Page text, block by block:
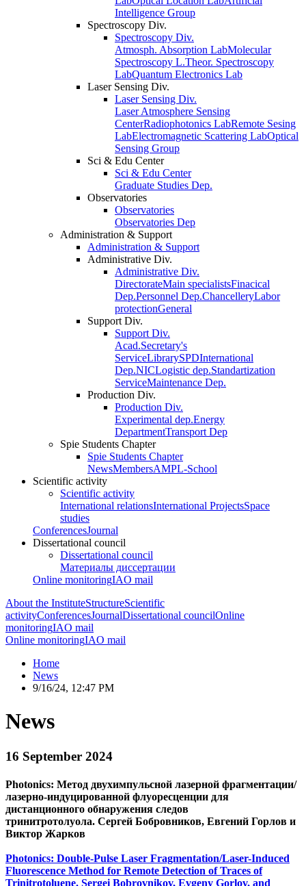
Intelligence Group
Spectroscopy Div.
Spectroscopy Div.
Atmosph. Absorption LabMolecular
Spectroscopy L.Theor. Spectroscopy
LabQuantum Electronics Lab
Laser Sensing Div.
Laser Sensing Div.
Laser Atmosphere Sensing
CenterRadiophotonics LabRemote Sesing
LabElectromagnetic Scattering LabOptical
Sensing Group
Sci & Edu Center
Sci & Edu Center
Graduate Studies Dep.
Observatories
Observatories
Observatories Dep
Administration & Support
Administration & Support
Administrative Div.
Administrative Div.
DirectorateMain specialistsFinacical
Dep.Personnel Dep.ChancelleryLabor
protectionGeneral
Support Div.
Support Div.
Acad.Secretary's
ServiceLibrarySPDInternational
Dep.NICLogistic dep.Standartization
ServiceMaintenance Dep.
Production Div.
Production Div.
Experimental dep.Energy
DepartmentTransport Dep
Spie Students Chapter
Spie Students Chapter
NewsMembersAMPL-School
Scientific activity
Scientific activity
International relationsInternational ProjectsSpace
studies
ConferencesJournal
Dissertational council
Dissertational council
Материалы диссертации
Online monitoringIAO mail
About the InstituteStructureScientific
activityConferencesJournalDissertational councilOnline
monitoringIAO mail
Online monitoringIAO mail
Home
News
9/16/24, 12:47 PM
News
16 September 2024
Photonics: Метод двухимпульсной лазерной фрагментации/
лазерно-индуцированной флуоресценции для
дистанционного обнаружения следов
тринитротолуола. Сергей Бобровников, Евгений Горлов и
Виктор Жарков
Photonics: Double-Pulse Laser Fragmentation/Laser-Induced
Fluorescence Method for Remote Detection of Traces of
Trinitrotoluene. Sergei Bobrovnikov, Evgeny Gorlov, and